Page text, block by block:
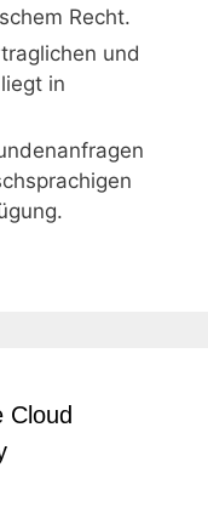
Recht.
und
in
Cloud